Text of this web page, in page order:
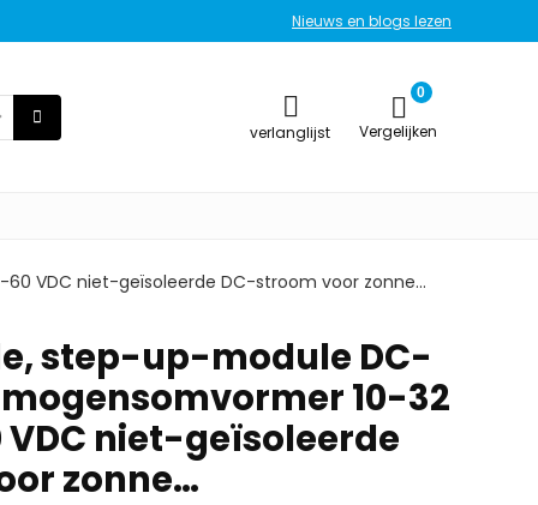
Nieuws en blogs lezen
verlanglijst
0
Vergelijken
VDC niet-geïsoleerde DC-stroom voor zonne…
step-up-module DC-
10-32
VDC niet-geïsoleerde
zonne…